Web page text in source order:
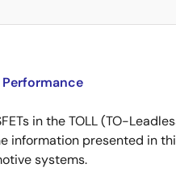
Performance
in the TOLL (TO-
information presented in
systems.